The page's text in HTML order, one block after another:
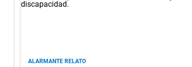
ALARMANTE RELATO